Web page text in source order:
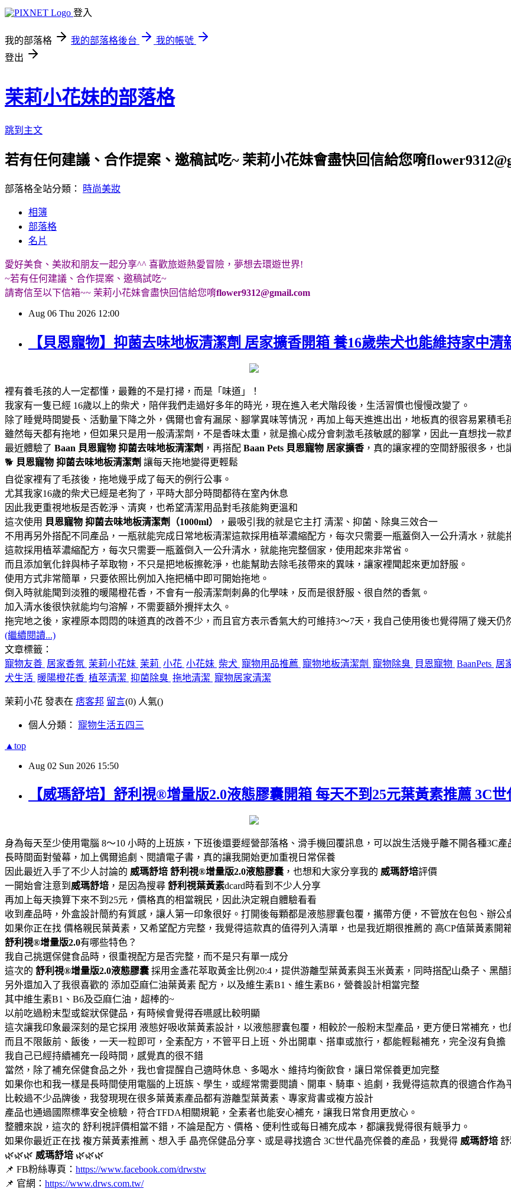
登入
我的部落格 我的部落格後台
我的帳號
登出
茉莉小花妹的部落格
跳到主文
若有任何建議、合作提案、邀稿試吃~ 茉莉小花妹會盡快回信給您唷
部落格全站分類： 時尚美妝
相簿
部落格
名片
愛好美食、美妝和朋友一起分享^^ 喜歡旅遊熱愛冒險，夢想去環遊世界!
~若有任何建議、合作提案、邀稿試吃~
請寄信至以下信箱~~ 茉莉小花妹會盡快回信給您唷flower9312@gmail.com
Aug 06 Thu 2026 12:00
【貝恩寵物】抑菌去味地板清潔劑 居家擴香開箱 養16歲柴犬也能維持家中
裡有養毛孩的人一定都懂，最難的不是打掃，而是「味道」！
我家有一隻已經 16歲以上的柴犬，陪伴我們走過好多年的時光，現在進入老犬階段後，生活習慣也慢慢改變了。
除了睡覺時間變長、活動量下降之外，偶爾也會有漏尿、腳掌異味等情況，再加上每天進進出出，地板真的很容易累積毛
雖然每天都有拖地，但如果只是用一般清潔劑，不是香味太重，就是擔心成分會刺激毛孩敏感的腳掌，因此一直想找一款
最近體驗了 Baan 貝恩寵物 抑菌去味地板清潔劑 ，再搭配 Baan Pets 貝恩寵物 居家擴香 ，真的讓家裡的空間舒服很多，也
🐕 貝恩寵物 抑菌去味地板清潔劑 讓每天拖地變得更輕鬆
自從家裡有了毛孩後，拖地幾乎成了每天的例行公事。
尤其我家16歲的柴犬已經是老狗了，平時大部分時間都待在室內休息
因此我更重視地板是否乾淨、清爽，也希望清潔用品對毛孩能夠更溫和
這次使用 貝恩寵物 抑菌去味地板清潔劑（1000ml）
，最吸引我的就是它主打 清潔、抑菌、除臭三效合一
不用再另外搭配不同產品，一瓶就能完成日常地板清潔這款採用植萃濃縮配方，每次只需要一瓶蓋倒入一公升清水，就能
這款採用植萃濃縮配方，每次只需要一瓶蓋倒入一公升清水，就能拖完整個家，使用起來非常省。
而且添加氧化鋅與柿子萃取物，不只是把地板擦乾淨，也能幫助去除毛孩帶來的異味，讓家裡聞起來更加舒服。
使用方式非常簡單，只要依照比例加入拖把桶中即可開始拖地。
倒入時就能聞到淡雅的暖陽橙花香，不會有一般清潔劑刺鼻的化學味，反而是很舒服、很自然的香氣。
加入清水後很快就能均勻溶解，不需要額外攪拌太久。
拖完地之後，家裡原本悶悶的味道真的改善不少，而且官方表示香氣大約可維持3～7天，我自己使用後也覺得隔了幾天仍
(繼續閱讀...)
文章標籤：
寵物友善 居家香氛 茉莉小花妹 茉莉 小花 小花妹 柴犬 寵物用品推薦 寵物地板清潔劑 寵物除臭 貝恩寵物 BaanPets 居
犬生活 暖陽橙花香 植萃清潔 抑菌除臭 拖地清潔 寵物居家清潔
茉莉小花 發表在 痞客邦 留言(0) 人氣()
個人分類： 寵物生活五四三
▲top
Aug 02 Sun 2026 15:50
【威瑪舒培】舒利視®增量版2.0液態膠囊開箱 每天不到25元葉黃素推薦 3C
身為每天至少使用電腦 8～10 小時的上班族，下班後還要經營部落格、滑手機回覆訊息，可以說生活幾乎離不開各種3C產
長時間面對螢幕，加上偶爾追劇、閱讀電子書，真的讓我開始更加重視日常保養
因此最近入手了不少人討論的 威瑪舒培 舒利視®增量版2.0液態膠囊 ，也想和大家分享我的 威瑪舒培評價
一開始會注意到 威瑪舒培 ，是因為搜尋 舒利視葉黃素dcard時看到不少人分享
再加上每天換算下來不到25元，價格真的相當親民，因此決定親自體驗看看
收到產品時，外盒設計簡約有質感，讓人第一印象很好。打開後每顆都是液態膠囊包覆，攜帶方便，不管放在包包、辦公
如果你正在找 價格親民葉黃素，又希望配方完整，我覺得這款真的值得列入清單，也是我近期很推薦的 高CP值葉黃素開
舒利視®增量版2.0有哪些特色？
我自己挑選保健食品時，很重視配方是否完整，而不是只有單一成分
這次的 舒利視®增量版2.0液態膠囊 採用金盞花萃取黃金比例20:4，提供游離型葉黃素與玉米黃素，同時搭配山桑子、黑
另外還加入了我很喜歡的 添加亞麻仁油葉黃素 配方，以及維生素B1、維生素B6，營養設計相當完整
其中維生素B1、B6及亞麻仁油，超棒的~
以前吃過粉末型或錠狀保健品，有時候會覺得吞嚥感比較明顯
這次讓我印象最深刻的是它採用 液態好吸收葉黃素設計，以液態膠囊包覆，相較於一般粉末型產品，更方便日常補充，
而且不限飯前、飯後，一天一粒即可，全素配方，不管平日上班、外出開車、搭車或旅行，都能輕鬆補充，完全沒有負擔
我自己已經持續補充一段時間，感覺真的很不錯
當然，除了補充保健食品之外，我也會提醒自己適時休息、多喝水、維持均衡飲食，讓日常保養更加完整
如果你也和我一樣是長時間使用電腦的上班族、學生，或經常需要閱讀、開車、騎車、追劇，我覺得這款真的很適合作為
比較過不少品牌後，我發現現在很多葉黃素產品都有游離型葉黃素、專家背書或複方設計
產品也通過國際標準安全檢驗，符合TFDA相關規範，全素者也能安心補充，讓我日常食用更放心。
整體來說，這次的 舒利視評價相當不錯，不論是配方、價格、便利性或每日補充成本，都讓我覺得很有競爭力。
如果你最近正在找 複方葉黃素推薦、想入手 晶亮保健品分享、或是尋找適合 3C世代晶亮保養的產品，我覺得 威瑪舒培 舒
🌿🌿🌿 威瑪舒培 🌿🌿🌿
📌 FB粉絲專頁： https://www.facebook.com/drwstw
📌 官網： https://www.drws.com.tw/